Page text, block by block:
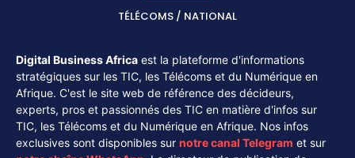
TÉLÉCOMS / NATIONAL
Digital Business Africa est la plateforme d'informations
stratégiques sur les TIC, les Télécoms et du Numérique en
Afrique. C'est le site web de référence des décideurs,
experts, pros et passionnés des TIC en matière d'infos sur
TIC, les Télécoms et du Numérique en Afrique. Nos infos
exclusives sont disponibles sur notre canal Telegram et sur